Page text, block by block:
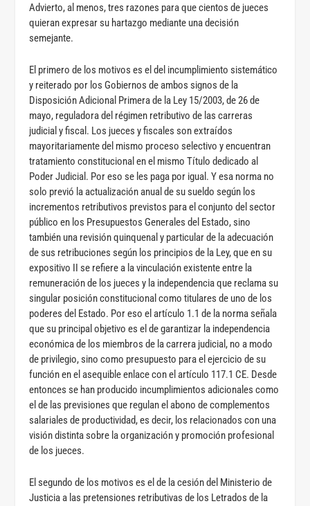
Advierto, al menos, tres razones para que cientos de jueces
quieran expresar su hartazgo mediante una decisión
semejante.
El primero de los motivos es el del incumplimiento sistemático
y reiterado por los Gobiernos de ambos signos de la
Disposición Adicional Primera de la Ley 15/2003, de 26 de
mayo, reguladora del régimen retributivo de las carreras
judicial y fiscal. Los jueces y fiscales son extraídos
mayoritariamente del mismo proceso selectivo y encuentran
tratamiento constitucional en el mismo Título dedicado al
Poder Judicial. Por eso se les paga por igual. Y esa norma no
solo previó la actualización anual de su sueldo según los
incrementos retributivos previstos para el conjunto del sector
público en los Presupuestos Generales del Estado, sino
también una revisión quinquenal y particular de la adecuación
de sus retribuciones según los principios de la Ley, que en su
expositivo II se refiere a la vinculación existente entre la
remuneración de los jueces y la independencia que reclama su
singular posición constitucional como titulares de uno de los
poderes del Estado. Por eso el artículo 1.1 de la norma señala
que su principal objetivo es el de garantizar la independencia
económica de los miembros de la carrera judicial, no a modo
de privilegio, sino como presupuesto para el ejercicio de su
función en el asequible enlace con el artículo 117.1 CE. Desde
entonces se han producido incumplimientos adicionales como
el de las previsiones que regulan el abono de complementos
salariales de productividad, es decir, los relacionados con una
visión distinta sobre la organización y promoción profesional
de los jueces.
El segundo de los motivos es el de la cesión del Ministerio de
Justicia a las pretensiones retributivas de los Letrados de la